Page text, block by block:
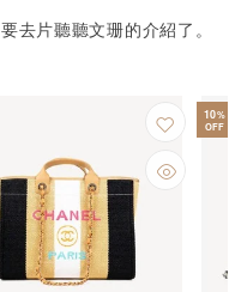
去片聽聽文珊的介紹了。
10%
OFF